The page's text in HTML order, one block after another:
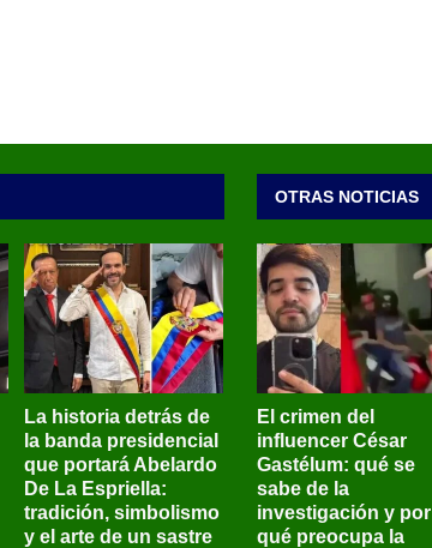
La historia detrás de
la banda presidencial
que portará Abelardo
De La Espriella:
tradición, simbolismo
y el arte de un sastre
OTRAS NOTICIAS
El crimen del
influencer César
Gastélum: qué se
sabe de la
investigación y por
qué preocupa la